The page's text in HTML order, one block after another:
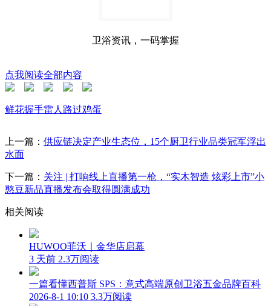
卫浴资讯，一码掌握
点我阅读全部内容
鲜花握手雷人 路过鸡蛋
上一篇： 供应链决定产业生态位，15个厨卫行业品类冠军浮出
水面
下一篇： 关注 | 打响线上直播第一枪，“实木智造 炫彩上市”小
憨豆新品直播发布会取得圆满成功
相关阅读
HUWOO菲沃｜金华店启幕
3 天前 2.3万阅读
一篇看懂西普斯 SPS：意式高端原创卫浴五金品牌百科
2026-8-1 10:10 3.3万阅读